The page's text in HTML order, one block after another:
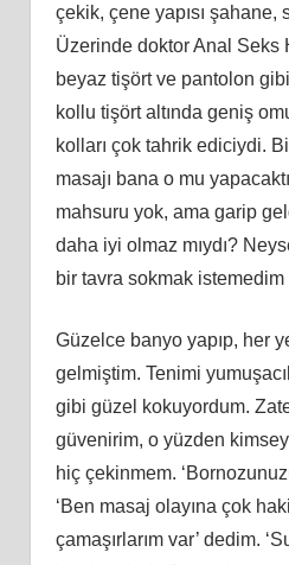
çekik, çene yapısı şahane,
Üzerinde doktor Anal Seks
beyaz tişört ve pantolon
kollu tişört altında geniş
kolları çok tahrik ediciydi.
masajı bana o mu
mahsuru yok, ama garip
daha iyi olmaz mıydı?
bir tavra sokmak
Güzelce banyo yapıp, her
gelmiştim. Tenimi
gibi güzel kokuyordum.
güvenirim, o yüzden
hiç çekinmem.
‘Ben masaj olayına çok
çamaşırlarım var’ dedim.